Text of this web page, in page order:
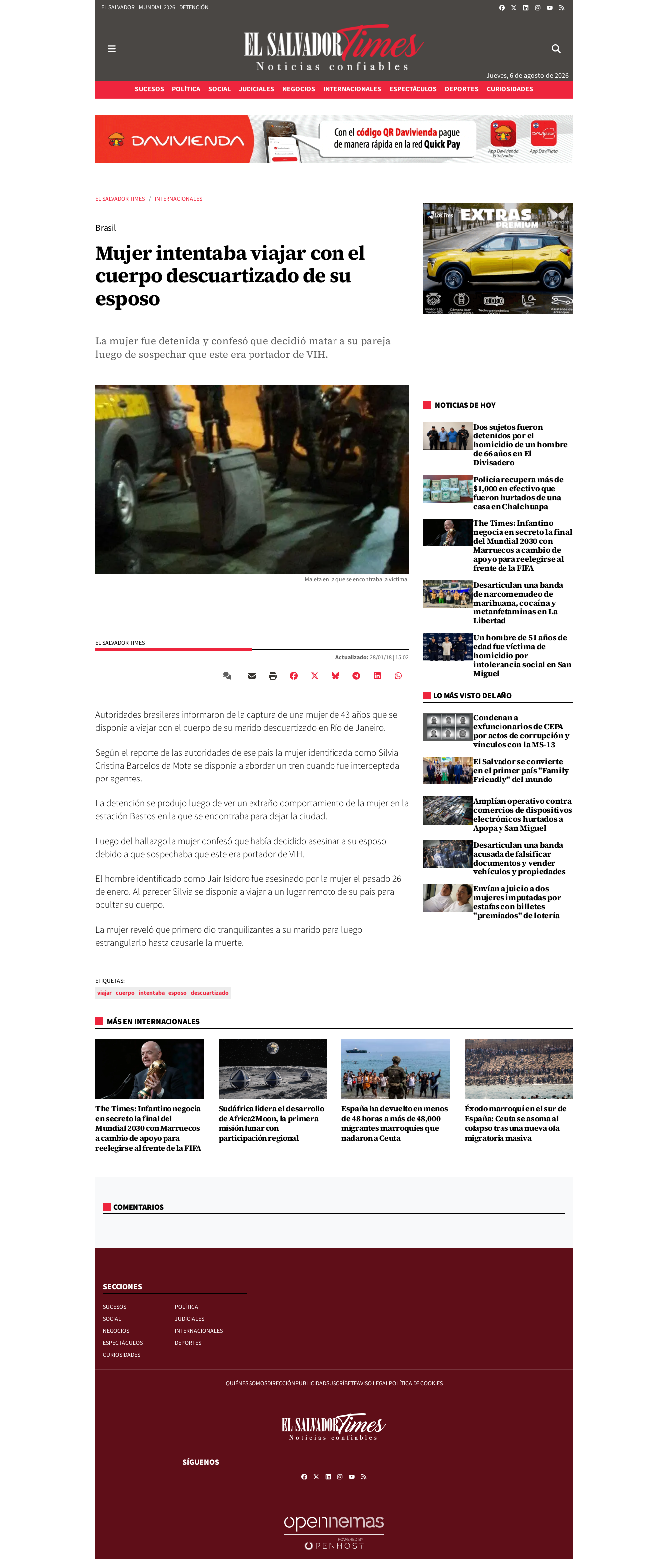
EL SALVADOR MUNDIAL 2026 DETENCIÓN FACEBOOKLINKEDININSTAGRAM
Jueves, 6 de agosto de 2026
SUCESOS
POLÍTICA SOCIAL JUDICIALES NEGOCIOS INTERNACIONALES ESPECTÁCULOS DEPORTES CURIOSIDADES
EL SALVADOR TIMES INTERNACIONALES
Brasil
Mujer intentaba viajar con el
cuerpo descuartizado de su
esposo
La mujer fue detenida y confesó que decidió matar a su pareja
luego de sospechar que este era portador de VIH.
Maleta en la que se encontraba la víctima.
EL SALVADOR TIMES
Actualizado:28/01/18 | 15:02
Autoridades brasileras informaron de la captura de una mujer de 43 años que se
disponía a viajar con el cuerpo de su marido descuartizado en Río de Janeiro.
Según el reporte de las autoridades de ese país la mujer identificada como Silvia
Cristina Barcelos da Mota se disponía a abordar un tren cuando fue interceptada
por agentes.
La detención se produjo luego de ver un extraño comportamiento de la mujer en la
estación Bastos en la que se encontraba para dejar la ciudad.
Luego del hallazgo la mujer confesó que había decidido asesinar a su esposo
debido a que sospechaba que este era portador de VIH.
El hombre identificado como Jair Isidoro fue asesinado por la mujer el pasado 26
de enero. Al parecer Silvia se disponía a viajar a un lugar remoto de su país para
ocultar su cuerpo.
La mujer reveló que primero dio tranquilizantes a su marido para luego
estrangularlo hasta causarle la muerte.
ETIQUETAS:
viajar cuerpo intentaba esposo descuartizado
NOTICIAS DE HOY
Dos sujetos fueron
detenidos por el
homicidio de un hombre
de 66 años en El
Divisadero
Policía recupera más de
$1,000 en efectivo que
fueron hurtados de una
casa en Chalchuapa
The Times: Infantino
negocia en secreto la final
del Mundial 2030 con
Marruecos a cambio de
apoyo para reelegirse al
frente de la FIFA
Desarticulan una banda
de narcomenudeo de
marihuana, cocaína y
metanfetaminas en La
Libertad
Un hombre de 51 años de
edad fue víctima de
homicidio por
intolerancia social en San
Miguel
LO MÁS VISTO DEL AÑO
Condenan a
exfuncionarios de CEPA
por actos de corrupción y
vínculos con la MS-13
El Salvador se convierte
en el primer país "Family
Friendly" del mundo
Amplían operativo contra
comercios de dispositivos
electrónicos hurtados a
Apopa y San Miguel
Desarticulan una banda
acusada de falsificar
documentos y vender
vehículos y propiedades
Envían a juicio a dos
mujeres imputadas por
estafas con billetes
"premiados" de lotería
MÁS EN INTERNACIONALES
The Times: Infantino negocia
en secreto la final del
Mundial 2030 con Marruecos
a cambio de apoyo para
reelegirse al frente de la FIFA
Sudáfrica lidera el desarrollo
de Africa2Moon, la primera
misión lunar con
participación regional
España ha devuelto en menos
de 48 horas a más de 48,000
migrantes marroquíes que
nadaron a Ceuta
Éxodo marroquí en el sur de
España: Ceuta se asoma al
colapso tras una nueva ola
migratoria masiva
COMENTARIOS
SECCIONES
SUCESOS
POLÍTICA
SOCIAL
JUDICIALES
NEGOCIOS
INTERNACIONALES
ESPECTÁCULOS
DEPORTES
CURIOSIDADES
QUIÉNES SOMOSDIRECCIÓNPUBLICIDADSUSCRÍBETEAVISO LEGALPOLÍTICA DE COOKIES
SÍGUENOS
FacebookLinkedinInstagram